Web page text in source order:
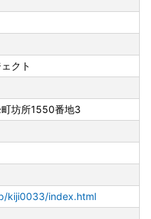
て】
ており、ご回答までに通
す。
れ入りますが今しばらく
し上げます。
卒ご理解・ご協力のほどよ
対象となる地方団体」とし
り、これまで通りふるさ
きますよう、よろしくお願
クト
坊所1550番地3
kiji0033/index.html